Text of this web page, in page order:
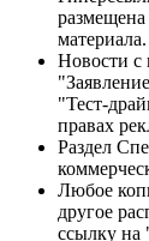
размещена
материала.
Новости
"Тест-
правах
Раздел
Любое
другое
ссылку на